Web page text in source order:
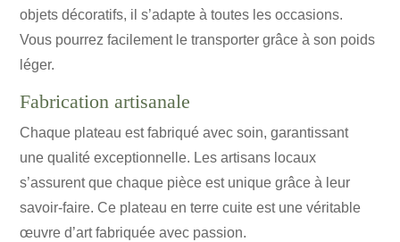
objets décoratifs, il s’adapte à toutes les occasions.
Vous pourrez facilement le transporter grâce à son poids
léger.
Fabrication artisanale
Chaque plateau est fabriqué avec soin, garantissant
une qualité exceptionnelle. Les artisans locaux
s’assurent que chaque pièce est unique grâce à leur
savoir-faire. Ce plateau en terre cuite est une véritable
œuvre d’art fabriquée avec passion.